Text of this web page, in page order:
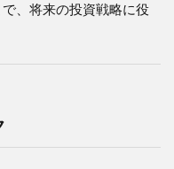
、将来の投資戦略に役